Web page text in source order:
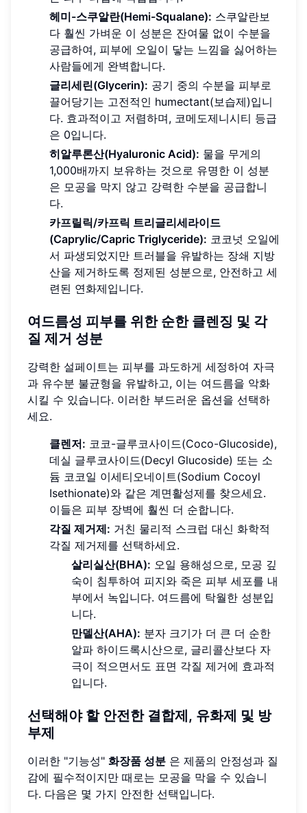
헤미-스쿠알란(Hemi-Squalane): 스쿠알란보
다 훨씬 가벼운 이 성분은 잔여물 없이 수분을
공급하여, 피부에 오일이 닿는 느낌을 싫어하는
사람들에게 완벽합니다.
글리세린(Glycerin): 공기 중의 수분을 피부로
끌어당기는 고전적인 humectant(보습제)입니
다. 효과적이고 저렴하며, 코메도제니시티 등급
은 0입니다.
히알루론산(Hyaluronic Acid): 물을 무게의
1,000배까지 보유하는 것으로 유명한 이 성분
은 모공을 막지 않고 강력한 수분을 공급합니
다.
카프릴릭/카프릭 트리글리세라이드
(Caprylic/Capric Triglyceride): 코코넛 오일에
서 파생되었지만 트러블을 유발하는 장쇄 지방
산을 제거하도록 정제된 성분으로, 안전하고 세
련된 연화제입니다.
여드름성 피부를 위한 순한 클렌징 및 각
질 제거 성분
강력한 설페이트는 피부를 과도하게 세정하여 자극
과 유수분 불균형을 유발하고, 이는 여드름을 악화
시킬 수 있습니다. 이러한 부드러운 옵션을 선택하
세요.
클렌저: 코코-글루코사이드(Coco-Glucoside),
데실 글루코사이드(Decyl Glucoside) 또는 소
듐 코코일 이세티오네이트(Sodium Cocoyl
Isethionate)와 같은 계면활성제를 찾으세요.
이들은 피부 장벽에 훨씬 더 순합니다.
각질 제거제: 거친 물리적 스크럽 대신 화학적
각질 제거제를 선택하세요.
살리실산(BHA): 오일 용해성으로, 모공 깊
숙이 침투하여 피지와 죽은 피부 세포를 내
부에서 녹입니다. 여드름에 탁월한 성분입
니다.
만델산(AHA): 분자 크기가 더 큰 더 순한
알파 하이드록시산으로, 글리콜산보다 자
극이 적으면서도 표면 각질 제거에 효과적
입니다.
선택해야 할 안전한 결합제, 유화제 및 방
부제
이러한 "기능성" 화장품 성분 은 제품의 안정성과 질
감에 필수적이지만 때로는 모공을 막을 수 있습니
다. 다음은 몇 가지 안전한 선택입니다.